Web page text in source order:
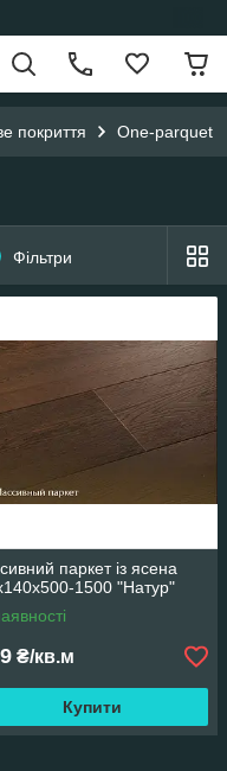
покриття One-parquet
Фільтри
паркет із ясена
1500 "Натур"
₴/кв.м
Купити